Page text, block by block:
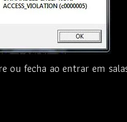
ou fecha ao entrar em